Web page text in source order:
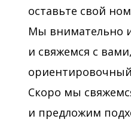
оставьте свой
Мы внимательно
и свяжемся с
Скоро мы
и предложим